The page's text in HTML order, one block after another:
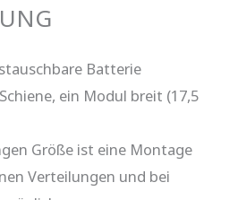
Batterie
ein Modul breit (17,5
Größe ist eine Montage
Verteilungen und bei